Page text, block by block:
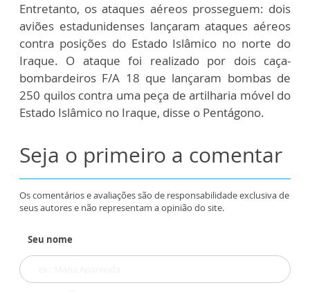
Entretanto, os ataques aéreos prosseguem: dois
aviões estadunidenses lançaram ataques aéreos
contra posições do Estado Islâmico no norte do
Iraque. O ataque foi realizado por dois caça-
bombardeiros F/A 18 que lançaram bombas de
250 quilos contra uma peça de artilharia móvel do
Estado Islâmico no Iraque, disse o Pentágono.
Seja o primeiro a comentar
Os comentários e avaliações são de responsabilidade exclusiva de
seus autores e não representam a opinião do site.
Seu nome